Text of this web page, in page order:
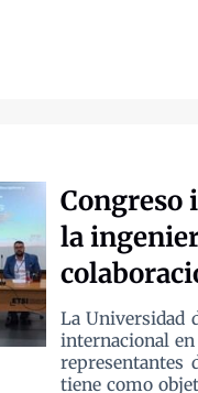
Congreso
la
La Universidad
internacional
representantes
tiene como